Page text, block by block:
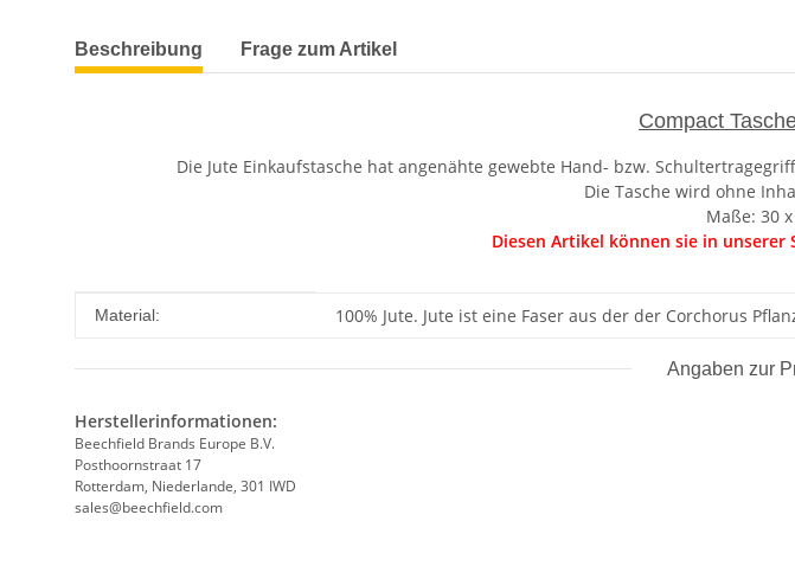
weitere Registerkarten anzeigen
Beschreibung Frage zum Artikel
Compact
Die Jute Einkaufstasche hat angenähte gewebte Hand- bzw.
Die Tasche wird ohne
Maße: 30
Diesen Artikel können sie in
Produkteigenschaft
Wert
Material: 100% Jute. Jute ist eine Faser aus der der Corchorus
Angaben zur
Herstellerinformationen:
Beechfield Brands Europe B.V.
Posthoornstraat 17
Rotterdam, Niederlande, 301 IWD
sales@beechfield.com